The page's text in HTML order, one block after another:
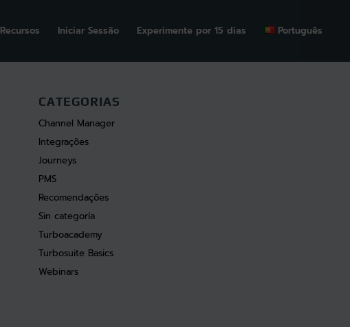
Recursos Iniciar Sessão Experimente por 15 dias Português
CATEGORIAS
Channel Manager
Integrações
Journeys
PMS
Recomendações
Sin categoría
Turboacademy
Turbosuite Basics
Webinars